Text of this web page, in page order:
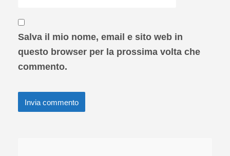
Salva il mio nome, email e sito web in
questo browser per la prossima volta che
commento.